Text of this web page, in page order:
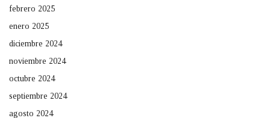
febrero 2025
enero 2025
diciembre 2024
noviembre 2024
octubre 2024
septiembre 2024
agosto 2024